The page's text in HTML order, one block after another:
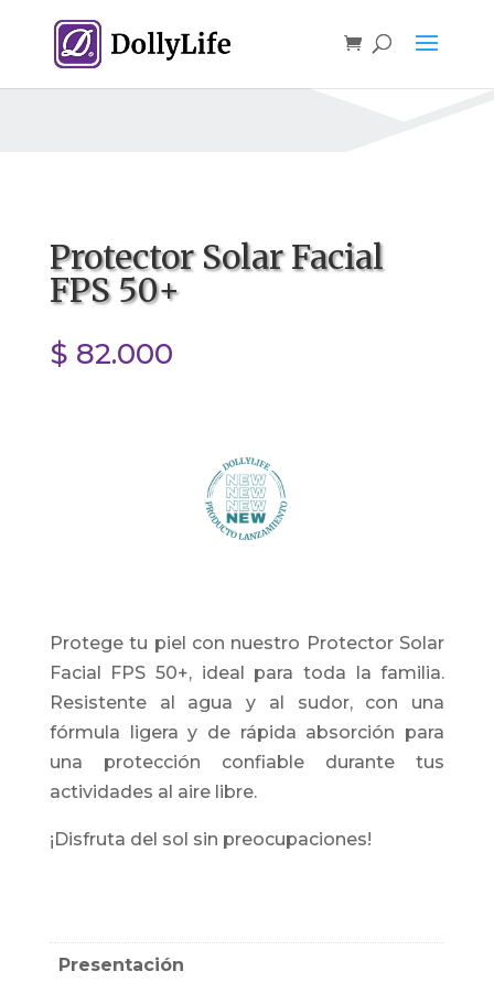
Protector Solar Facial
FPS 50+
$ 82.000
Protege tu piel con nuestro Protector Solar
Facial FPS 50+, ideal para toda la familia.
Resistente al agua y al sudor, con una
fórmula ligera y de rápida absorción para
una protección confiable durante tus
actividades al aire libre.
¡Disfruta del sol sin preocupaciones!
Presentación